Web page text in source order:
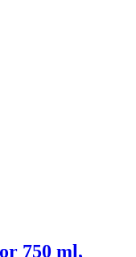
750 ml,